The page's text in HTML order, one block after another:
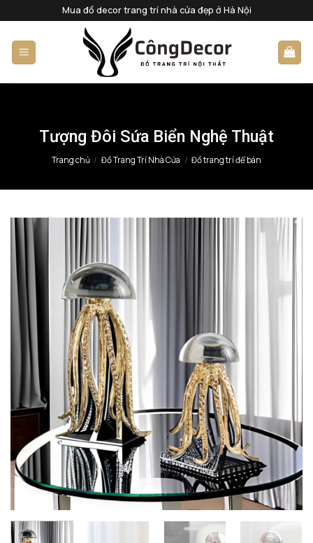
qua
nội
dung
Mua đồ decor trang trí nhà cửa đẹp ở Hà Nội
Tượng Đôi Sứa Biển Nghệ Thuật
Trang chủ / Đồ Trang Trí Nhà Cửa / Đồ trang trí để bàn